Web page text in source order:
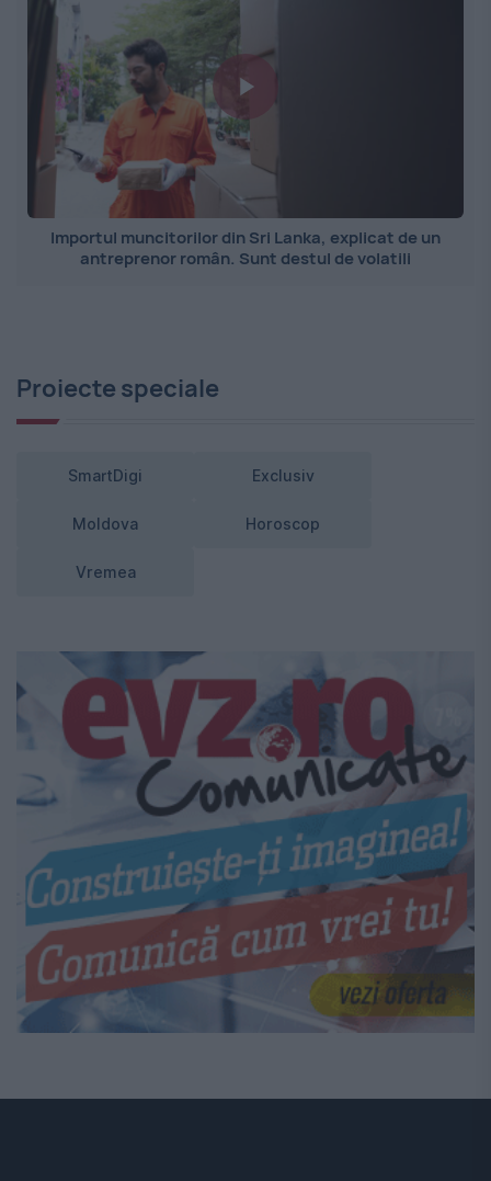
Importul muncitorilor din Sri Lanka, explicat de un
antreprenor român. Sunt destul de volatili
Proiecte speciale
SmartDigi Exclusiv
Moldova Horoscop
Vremea